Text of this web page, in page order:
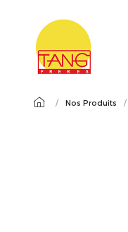
/ Nos Produits /